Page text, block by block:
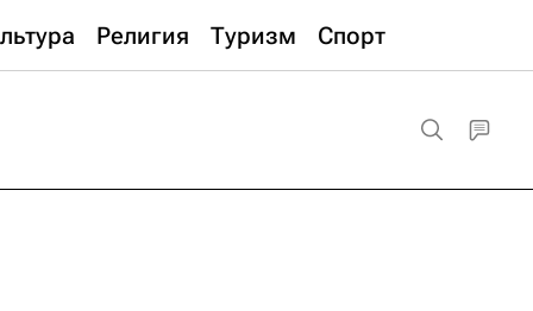
Религия Туризм Спорт